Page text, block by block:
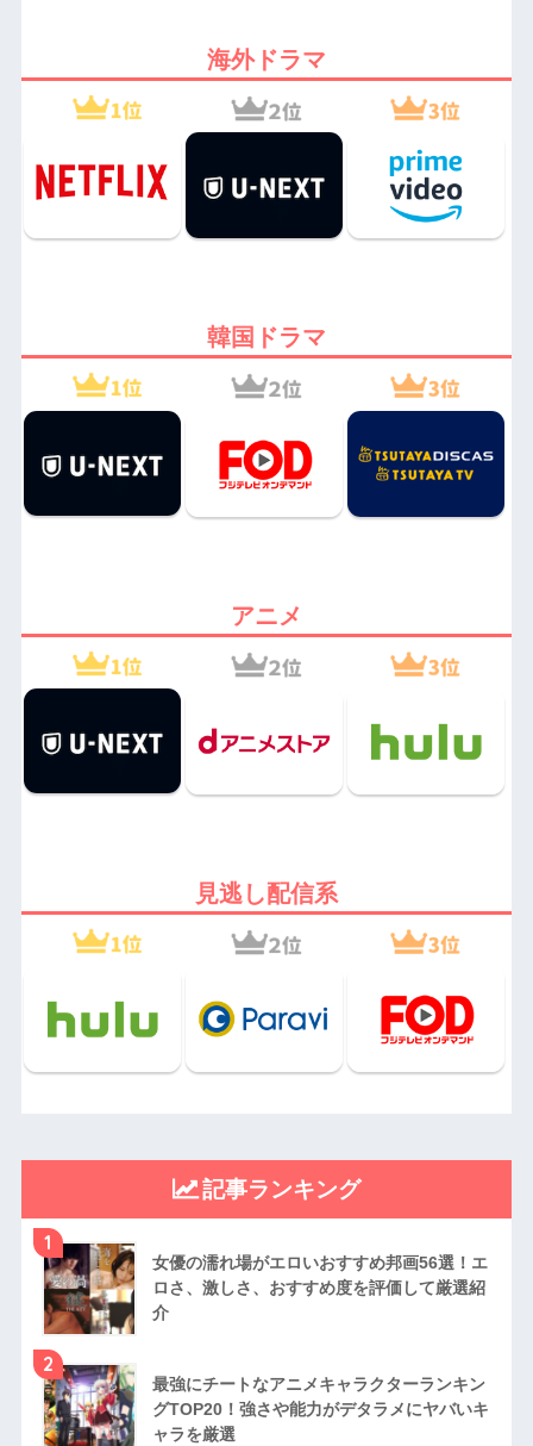
海外ドラマ
韓国ドラマ
アニメ
見逃し配信系
記事ランキング
1
女優の濡れ場がエロいおすすめ邦画56選！エ
ロさ、激しさ、おすすめ度を評価して厳選紹
介
2
最強にチートなアニメキャラクターランキン
グTOP20！強さや能力がデタラメにヤバいキ
ャラを厳選